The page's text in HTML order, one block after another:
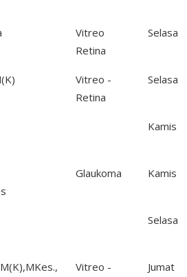
Vitreo
Retina
Selasa
Vitreo -
Retina
Selasa
Kamis
Glaukoma Kamis
Selasa
Vitreo -
Jumat